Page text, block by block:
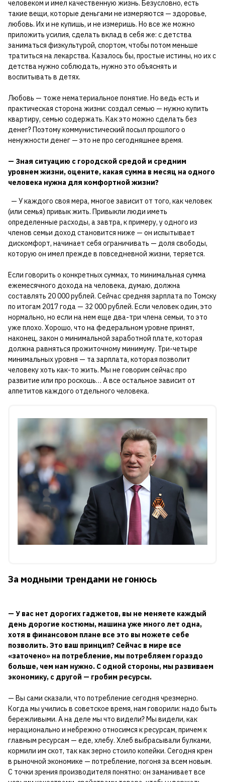
человеком и имел качественную жизнь. Безусловно, есть
такие вещи, которые деньгами не измеряются — здоровье,
любовь. Их и не купишь, и не измеришь. Но все же можно
приложить усилия, сделать вклад в себя же: с детства
заниматься физкультурой, спортом, чтобы потом меньше
тратиться на лекарства. Казалось бы, простые истины, но их с
детства нужно соблюдать, нужно это объяснять и
воспитывать в детях.
Любовь — тоже нематериальное понятие. Но ведь есть и
практическая сторона жизни: создал семью — нужно купить
квартиру, семью содержать. Как это можно сделать без
денег? Поэтому коммунистический посыл прошлого о
ненужности денег — это не про сегодняшнее время.
— Зная ситуацию с городской средой и средним
уровнем жизни, оцените, какая сумма в месяц на одного
человека нужна для комфортной жизни?
— У каждого своя мера, многое зависит от того, как человек
(или семья) привык жить. Привыкли люди иметь
определенные расходы, а завтра, к примеру, у одного из
членов семьи доход становится ниже — он испытывает
дискомфорт, начинает себя ограничивать — доля свободы,
которую он имел прежде в повседневной жизни, теряется.
Если говорить о конкретных суммах, то минимальная сумма
ежемесячного дохода на человека, думаю, должна
составлять 20 000 рублей. Сейчас средняя зарплата по Томску
по итогам 2017 года — 32 000 рублей. Если человек один, это
нормально, но если на нем еще два-три члена семьи, то это
уже плохо. Хорошо, что на федеральном уровне принят,
наконец, закон о минимальной заработной плате, которая
должна равняться прожиточному минимуму. Три-четыре
минимальных уровня — та зарплата, которая позволит
человеку хоть как-то жить. Мы не говорим сейчас про
развитие или про роскошь… А все остальное зависит от
аппетитов каждого отдельного человека.
За модными трендами не гонюсь
— У вас нет дорогих гаджетов, вы не меняете каждый
день дорогие костюмы, машина уже много лет одна,
хотя в финансовом плане все это вы можете себе
позволить. Это ваш принцип? Сейчас в мире все
«заточено» на потребление, мы потребляем гораздо
больше, чем нам нужно. С одной стороны, мы развиваем
экономику, с другой — гробим ресурсы.
— Вы сами сказали, что потребление сегодня чрезмерно.
Когда мы учились в советское время, нам говорили: надо быть
бережливыми. А на деле мы что видели? Мы видели, как
нерационально и небрежно относимся к ресурсам, причем к
главным ресурсам — еде, хлебу. Хлеб выбрасывали булками,
кормили им скот, так как зерно стоило копейки. Сегодня крен
в рыночной экономике — потребление, погоня за всем новым.
С точки зрения производителя понятно: он заманивает все